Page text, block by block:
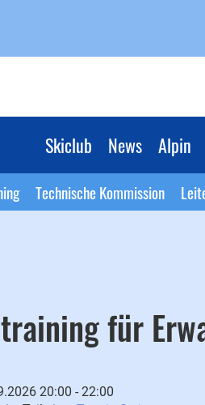
Skiclub News Alpin
Technische Kommission
für
20:00 - 22:00